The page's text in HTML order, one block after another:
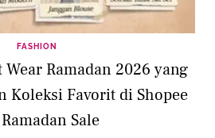
FASHION
Ramadan 2026 yang
Koleksi Favorit di Shopee
Sale